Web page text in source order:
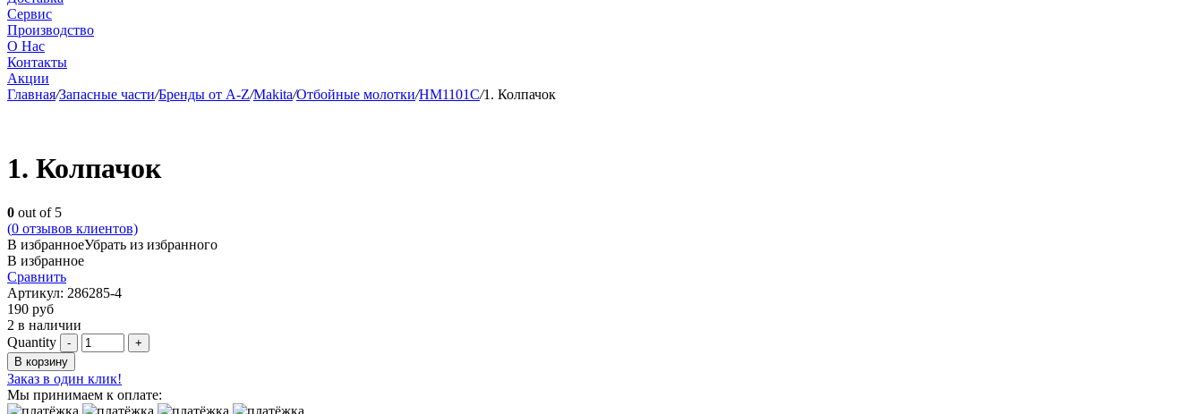
Сервис
Производство
О Нас
Контакты
Акции
Главная/Запасные части/Бренды от A-Z/Makita/Отбойные молотки/HM1101C/1. Колпачок
1. Колпачок
0 out of 5
(0 отзывов клиентов)
В избранноеУбрать из избранного
В избранное
Сравнить
Артикул: 286285-4
190 руб
2 в наличии
Quantity
В корзину
Заказ в один клик!
Мы принимаем к оплате: